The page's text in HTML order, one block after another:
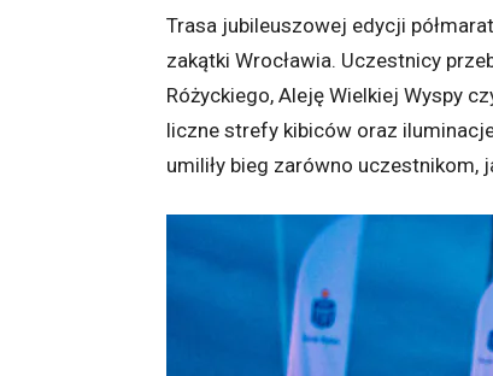
Trasa jubileuszowej edycji
zakątki Wrocławia. Uczestnicy
Różyckiego, Aleję Wielkiej Wyspy
liczne strefy kibiców oraz
umiliły bieg zarówno uczestnikom,